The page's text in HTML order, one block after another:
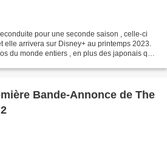
pour une seconde saison , celle-ci
elle arrivera sur Disney+ au printemps 2023.
du monde entiers , en plus des japonais qui
Bande-Annonce de The